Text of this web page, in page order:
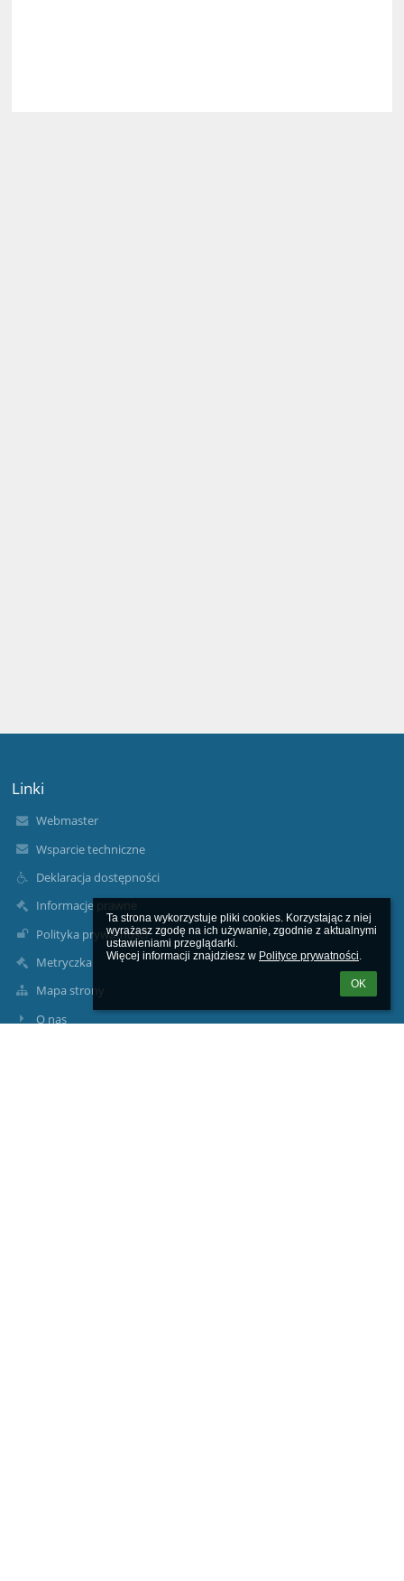
Ta strona wykorzystuje pliki cookies. Korzystając z niej
wyrażasz zgodę na ich używanie, zgodnie z aktualnymi
ustawieniami przeglądarki.
Więcej informacji znajdziesz w Polityce prywatności.
OK
Linki
Webmaster
Wsparcie techniczne
Deklaracja dostępności
Informacje prawne
Polityka prywatności
Metryczka
Mapa strony
O nas